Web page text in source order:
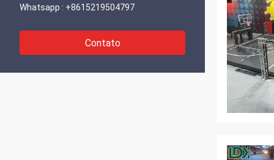
Whatsapp : +8615219504797
Contato